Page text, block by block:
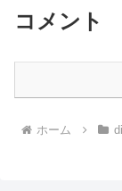
コメント
ホーム